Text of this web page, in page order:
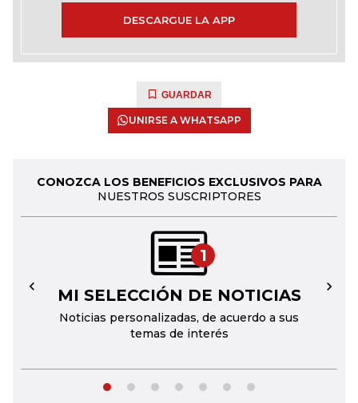
DESCARGUE LA APP
GUARDAR
UNIRSE A WHATSAPP
CONOZCA LOS BENEFICIOS EXCLUSIVOS PARA
NUESTROS SUSCRIPTORES
1
MI SELECCIÓN DE NOTICIAS
Noticias personalizadas, de acuerdo a sus
temas de interés
← →